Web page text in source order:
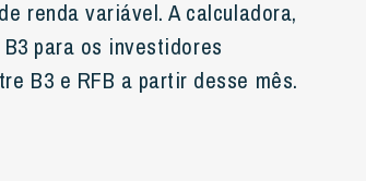
renda variável. A calculadora,
para os investidores
B3 e RFB a partir desse mês.